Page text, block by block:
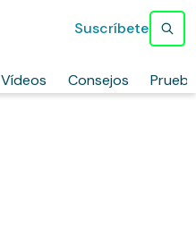
Vídeos Consejos
Suscríbete